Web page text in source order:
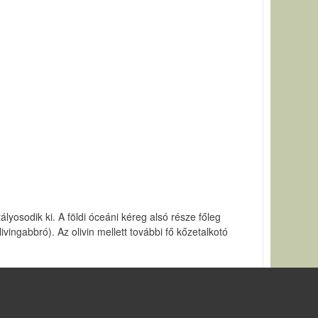
ki. A földi óceáni kéreg alsó része főleg
Az olivin mellett további fő kőzetalkotó